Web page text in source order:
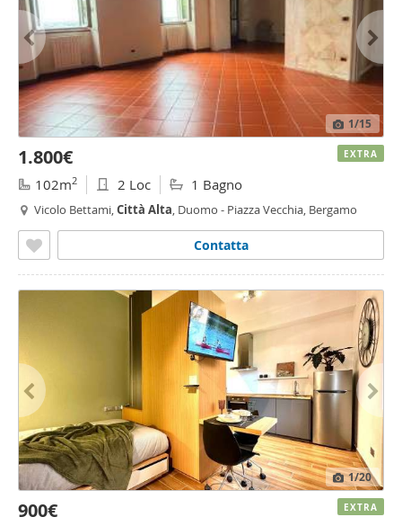
1/15
1.800€
102m2 2 Loc 1 Bagno
Vicolo Bettami,Città Alta, Duomo - Piazza Vecchia, Bergamo
Contatta
EXTRA
1/20
900€ EXTRA